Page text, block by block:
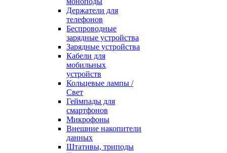
Держатели для
телефонов
Беспроводные
зарядные устройства
Зарядные устройства
Кабели для
мобильных
устройств
Кольцевые лампы /
Свет
Геймпады для
смартфонов
Микрофоны
Внешние накопители
данных
Штативы, триподы